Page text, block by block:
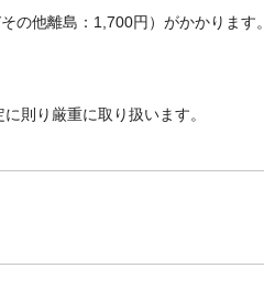
の他離島：1,700円）がかかりま
則り厳重に取り扱います。